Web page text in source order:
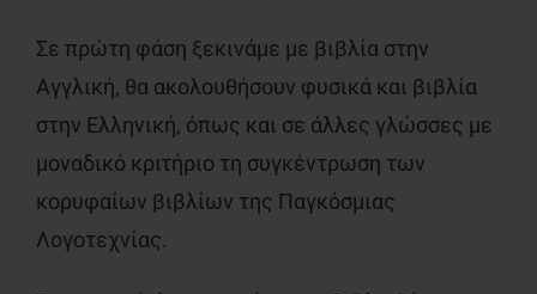
Σε πρώτη φάση ξεκινάμε με βιβλία στην
Αγγλική, θα ακολουθήσουν φυσικά και βιβλία
στην Ελληνική, όπως και σε άλλες γλώσσες με
μοναδικό κριτήριο τη συγκέντρωση των
κορυφαίων βιβλίων της Παγκόσμιας
Λογοτεχνίας.